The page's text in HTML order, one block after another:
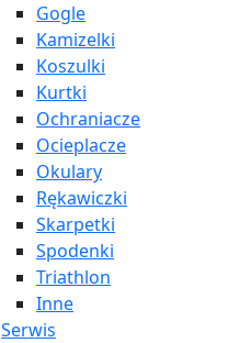
Gogle
Kamizelki
Koszulki
Kurtki
Ochraniacze
Ocieplacze
Okulary
Rękawiczki
Skarpetki
Spodenki
Triathlon
Inne
Serwis